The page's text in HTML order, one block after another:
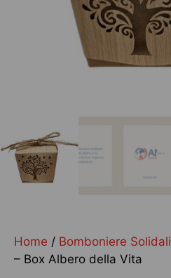
Home / Bomboniere Solidali
– Box Albero della Vita